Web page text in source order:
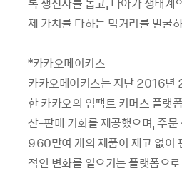
제 가치를 다하는 먹거리를 발굴
*카카오메이커스
카카오메이커스는 지난 2016년
한 카카오의 임팩트 커머스 플
산-판매 기회를 제공했으며, 주
960만여 개의 제품이 재고 없이
적인 변화를 일으키는 플랫폼으